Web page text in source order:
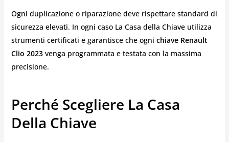
Ogni duplicazione o riparazione deve rispettare standard di
sicurezza elevati. In ogni caso La Casa della Chiave utilizza
strumenti certificati e garantisce che ogni chiave Renault
Clio 2023venga programmata e testata con la massima
precisione.
Perché Scegliere La Casa
Della Chiave